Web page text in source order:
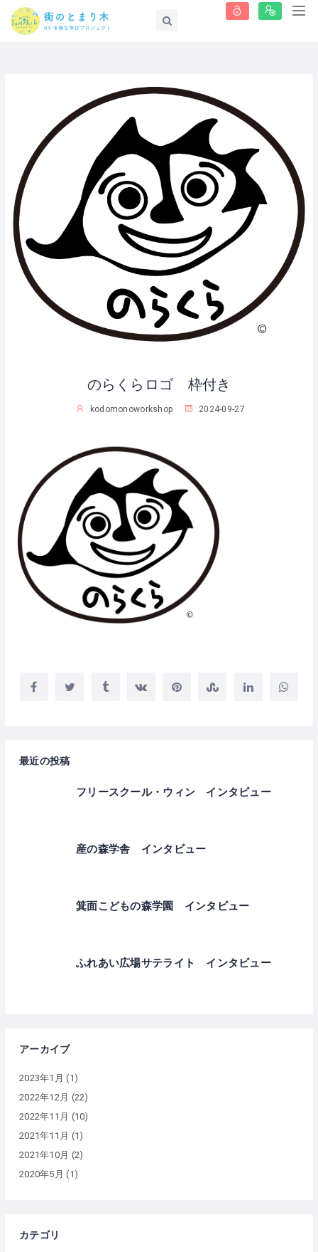
のらくらロゴ 枠付き
kodomonoworkshop 2024-09-27
最近の投稿
フリースクール・ウィン インタビュー
産の森学舎 インタビュー
箕面こどもの森学園 インタビュー
ふれあい広場サテライト インタビュー
アーカイブ
2023年1月 (1)
2022年12月 (22)
2022年11月 (10)
2021年11月 (1)
2021年10月 (2)
2020年5月 (1)
カテゴリ